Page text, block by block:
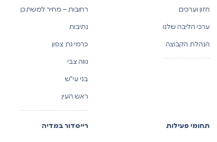
חזון וערכים
ערכי הליבה שלנו
הנהלת הקבוצה
רחובות – מחיר למשתכן
נתיבות
כרמי גת צפון
נווה צבי
בני עי”ש
ראש העין
תחומי פעילות רייסדור במדיה